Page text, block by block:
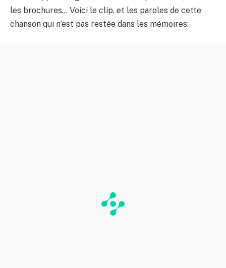
les brochures… Voici le clip, et les paroles de cette
chanson qui n’est pas restée dans les mémoires: